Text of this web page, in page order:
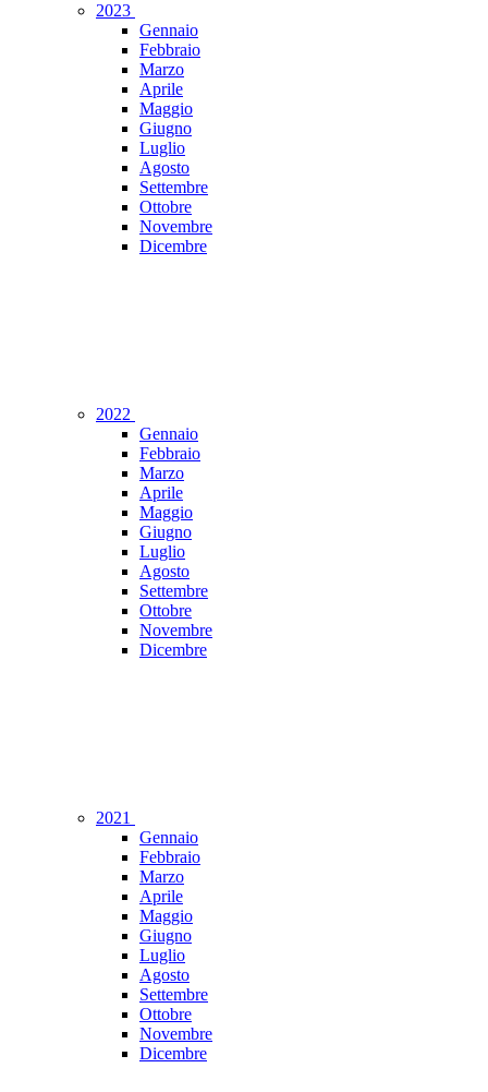
2023
Gennaio
Febbraio
Marzo
Aprile
Maggio
Giugno
Luglio
Agosto
Settembre
Ottobre
Novembre
Dicembre
2022
Gennaio
Febbraio
Marzo
Aprile
Maggio
Giugno
Luglio
Agosto
Settembre
Ottobre
Novembre
Dicembre
2021
Gennaio
Febbraio
Marzo
Aprile
Maggio
Giugno
Luglio
Agosto
Settembre
Ottobre
Novembre
Dicembre